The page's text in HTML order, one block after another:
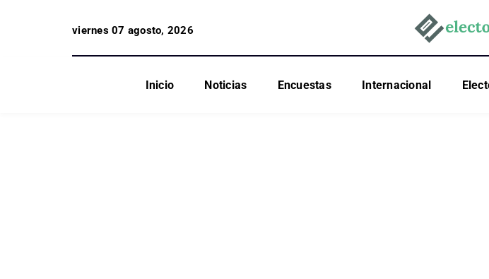
viernes 07 agosto, 2026
Inicio Noticias Encuestas Internacional